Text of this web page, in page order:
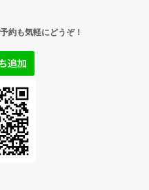
約も気軽にどうぞ！